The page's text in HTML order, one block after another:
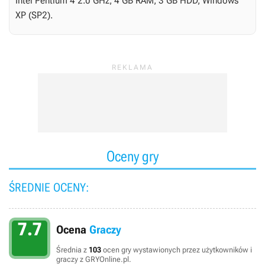
XP (SP2).
Oceny gry
ŚREDNIE OCENY:
7.7 Ocena Graczy
Średnia z 103 ocen gry wystawionych przez użytkowników i
graczy z GRYOnline.pl.